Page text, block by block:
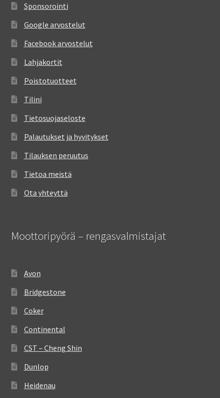
Sponsorointi
Google arvostelut
Facebook arvostelut
Lahjakortit
Poistotuotteet
Tilini
Tietosuojaseloste
Palautukset ja hyvitykset
Tilauksen peruutus
Tietoa meistä
Ota yhteyttä
Moottoripyörä – rengasvalmistajat
Avon
Bridgestone
Coker
Continental
CST – Cheng Shin
Dunlop
Heidenau